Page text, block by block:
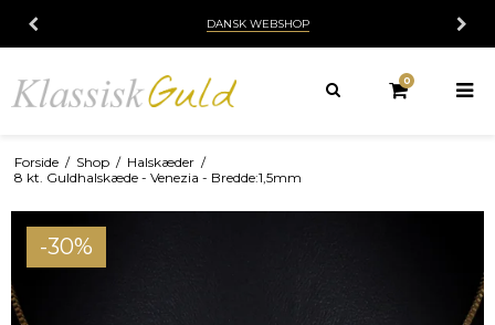
DANSK WEBSHOP
0
Forside / Shop / Halskæder /
8 kt. Guldhalskæde - Venezia - Bredde:1,5mm
-30%